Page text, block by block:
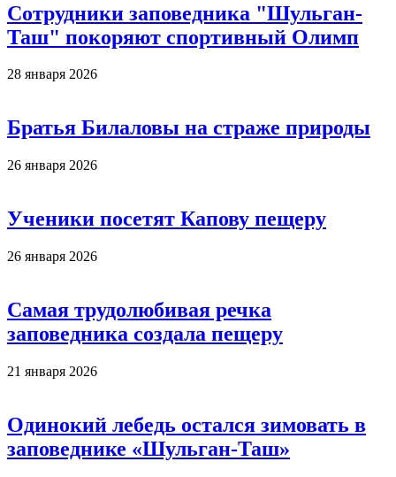
Сотрудники заповедника "Шульган-
Таш" покоряют спортивный Олимп
28 января 2026
Братья Билаловы на страже природы
26 января 2026
Ученики посетят Капову пещеру
26 января 2026
Самая трудолюбивая речка
заповедника создала пещеру
21 января 2026
Одинокий лебедь остался зимовать в
заповеднике «Шульган-Таш»